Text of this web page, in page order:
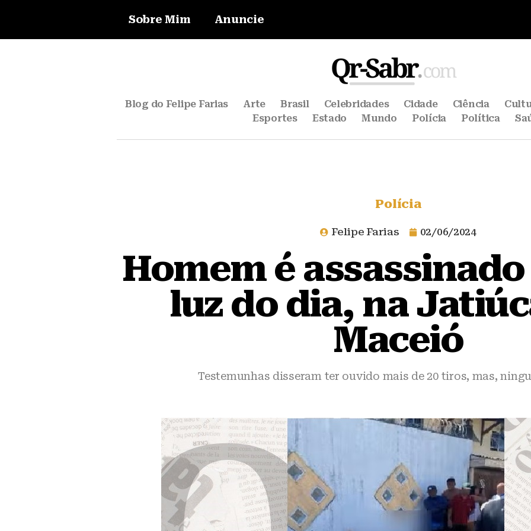
Sobre Mim Anuncie
Blog do Felipe Farias Arte Brasil Celebridades Cidade Ciência
Esportes
Estado Mundo Polícia Política
Polícia
Felipe Farias 02/06/2024
Homem é
luz do dia, na
Maceió
Testemunhas disseram ter ouvido mais de 20 tiros, mas,